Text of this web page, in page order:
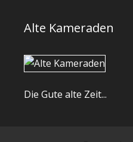
Alte Kameraden
Die Gute alte Zeit...